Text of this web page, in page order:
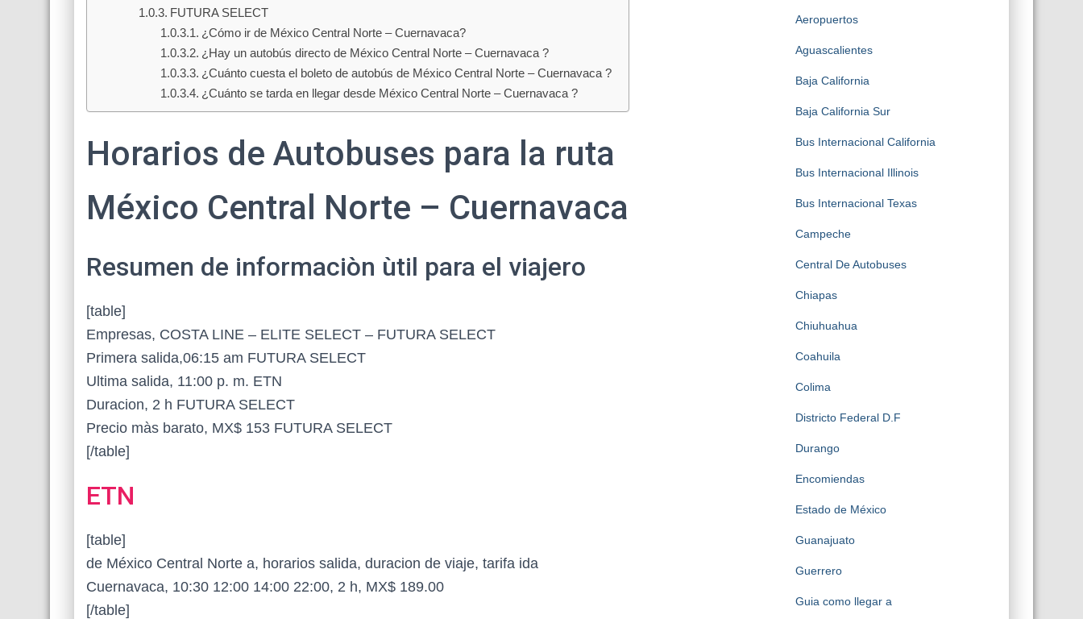
FUTURA SELECT
¿Cómo ir de México Central Norte – Cuernavaca?
¿Hay un autobús directo de México Central Norte – Cuernavaca ?
¿Cuánto cuesta el boleto de autobús de México Central Norte – Cuernavaca ?
¿Cuánto se tarda en llegar desde México Central Norte – Cuernavaca ?
Horarios de Autobuses para la ruta
México Central Norte – Cuernavaca
Resumen de informaciòn ùtil para el viajero
[table]
Empresas, COSTA LINE – ELITE SELECT – FUTURA SELECT
Primera salida,06:15 am FUTURA SELECT
Ultima salida, 11:00 p. m. ETN
Duracion, 2 h FUTURA SELECT
Precio màs barato, MX$ 153 FUTURA SELECT
[/table]
ETN
[table]
de México Central Norte a, horarios salida, duracion de viaje, tarifa ida
Cuernavaca, 10:30 12:00 14:00 22:00, 2 h, MX$ 189.00
[/table]
Aeropuertos
Aguascalientes
Baja California
Baja California Sur
Bus Internacional California
Bus Internacional Illinois
Bus Internacional Texas
Campeche
Central De Autobuses
Chiapas
Chiuhuahua
Coahuila
Colima
Districto Federal D.F
Durango
Encomiendas
Estado de México
Guanajuato
Guerrero
Guia como llegar a